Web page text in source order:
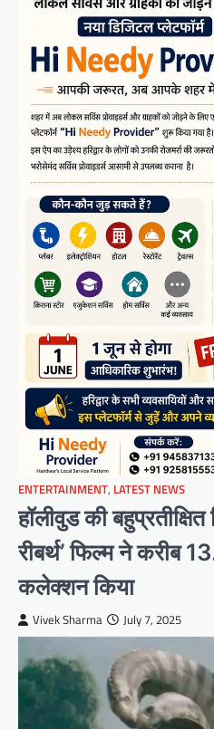
ENTERTAINMENT, LATEST NEWS
हॉलीवुड की
रीबर्थ’ फिल्म ने करीब
कलेक्शन किया
Vivek Sharma July 7, 2025